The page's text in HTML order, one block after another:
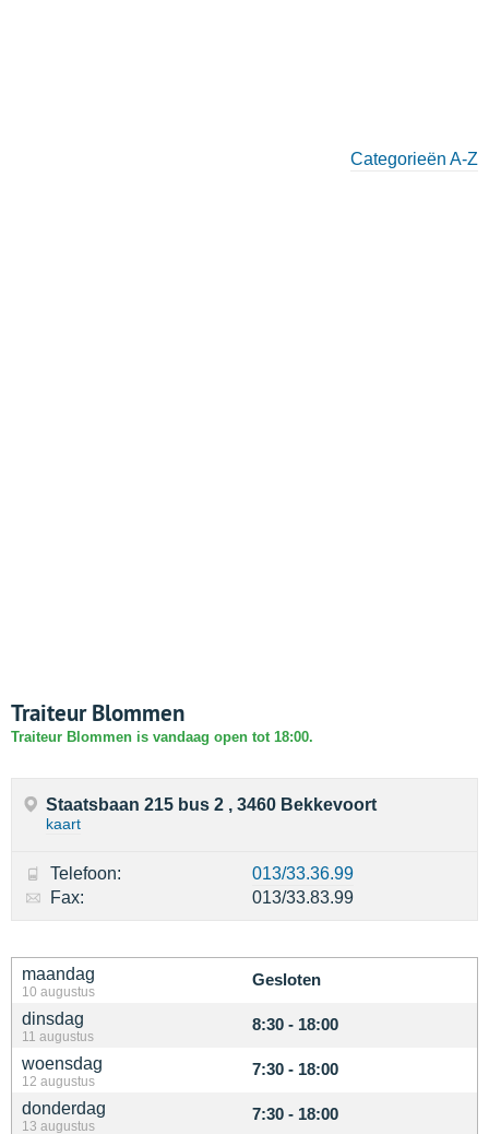
Categorieën A-Z
Traiteur Blommen
Traiteur Blommen is vandaag open tot 18:00.
maandag
10 augustus
Gesloten
dinsdag
11 augustus
8:30 - 18:00
woensdag
12 augustus
7:30 - 18:00
donderdag
13 augustus
7:30 - 18:00
Staatsbaan 215 bus 2 , 3460 Bekkevoort
kaart
Telefoon:
013/33.36.99
Fax:
013/33.83.99